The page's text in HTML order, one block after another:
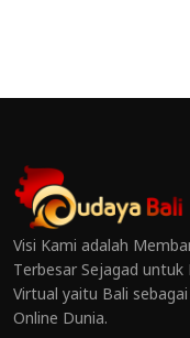
Visi Kami adalah
Terbesar Sejagad
Virtual yaitu Bali
Online Dunia.